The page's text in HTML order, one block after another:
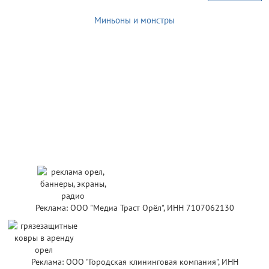
Миньоны и монстры
Реклама: ООО "Медиа Траст Орёл", ИНН 7107062130
Реклама: ООО "Городская клининговая компания", ИНН